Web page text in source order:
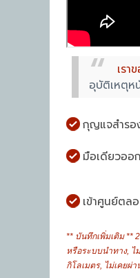
เรา
อุบัติเหตุห
กุญแจสำรอ
มือเดียวออ
เข้าศูนย์ตล
** บันทึกเพิ่มเติม **
หรือระบบนำทาง, ไ
กิโลเมตร, ไม่เคยผ่